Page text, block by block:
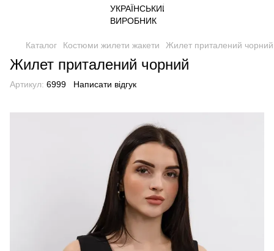
Каталог Костюми жилети жакети Жилет приталений чорний
Жилет приталений чорний
Артикул: 6999 Написати відгук